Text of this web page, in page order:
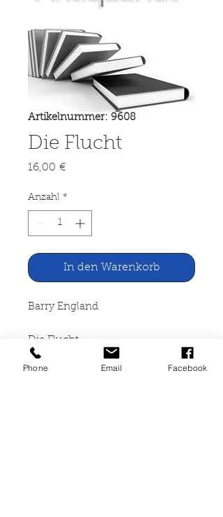
Artikelnummer: 9608
Die Flucht
16,00 €Preis
Anzahl *
In den Warenkorb
Barry England
Die Flucht
Paul Zsolnay Verlag, Wien 1969
Phone Email Facebook